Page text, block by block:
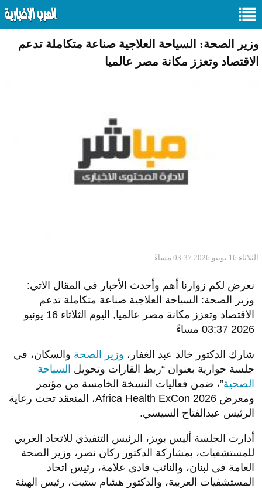
وزير الصحة: السياحة العلاجية صناعة متكاملة تدعم
الاقتصاد وتعزز مكانة مصر عالميا
الثلاثاء 16 يونيو 2026 03:37 مساءً
نعرض لكم زوارنا أهم وأحدث الأخبار فى المقال الاتي:
وزير الصحة: السياحة العلاجية صناعة متكاملة تدعم
الاقتصاد وتعزز مكانة مصر عالميا, اليوم الثلاثاء 16 يونيو
2026 03:37 مساءً
شارك الدكتور خالد عبد الغفار، وزير الصحة والسكان، في
جلسة حوارية بعنوان “ربط القارات وتحويل السياحة
الصحية”، ضمن فعاليات النسخة الخامسة من مؤتمر
ومعرض Africa Health ExCon 2026، المنعقد تحت رعاية
الرئيس عبدالفتاح السيسي.
أدارت الجلسة أليس بويز، الرئيس التنفيذي للاتحاد العربي
للمستشفيات، بمشاركة الدكتور ركان نصر، وزير الصحة
العامة في لبنان، والنائب فادي علامة، رئيس اتحاد
المستشفيات العربية، والدكتور هشام ستيت، رئيس الهيئة